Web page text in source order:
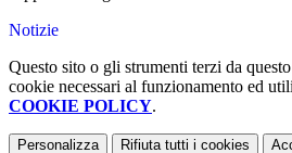
Notizie
Questo sito o gli strumenti terzi da
cookie necessari al funzionamento ed
COOKIE POLICY.
Personalizza Rifiuta tutti i cookies